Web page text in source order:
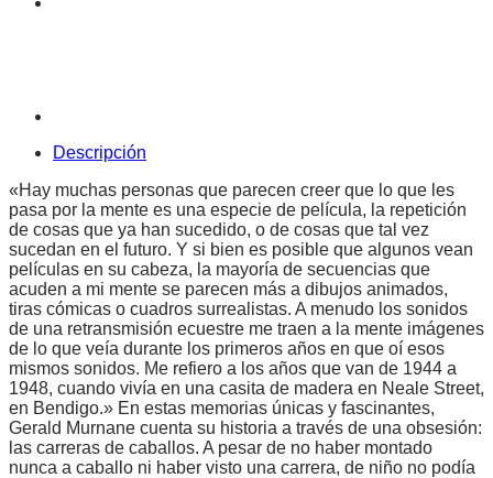
Descripción
«Hay muchas personas que parecen creer que lo que les
pasa por la mente es una especie de película, la repetición
de cosas que ya han sucedido, o de cosas que tal vez
sucedan en el futuro. Y si bien es posible que algunos vean
películas en su cabeza, la mayoría de secuencias que
acuden a mi mente se parecen más a dibujos animados,
tiras cómicas o cuadros surrealistas. A menudo los sonidos
de una retransmisión ecuestre me traen a la mente imágenes
de lo que veía durante los primeros años en que oí esos
mismos sonidos. Me refiero a los años que van de 1944 a
1948, cuando vivía en una casita de madera en Neale Street,
en Bendigo.» En estas memorias únicas y fascinantes,
Gerald Murnane cuenta su historia a través de una obsesión:
las carreras de caballos. A pesar de no haber montado
nunca a caballo ni haber visto una carrera, de niño no podía